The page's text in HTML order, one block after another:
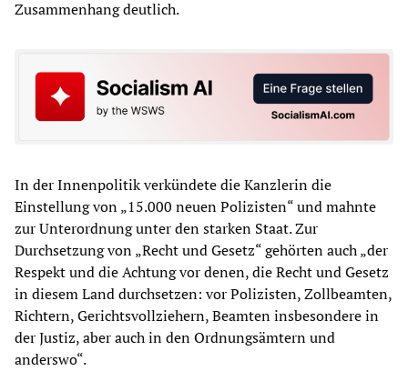
Zusammenhang deutlich.
In der Innenpolitik verkündete die Kanzlerin die
Einstellung von „15.000 neuen Polizisten“ und mahnte
zur Unterordnung unter den starken Staat. Zur
Durchsetzung von „Recht und Gesetz“ gehörten auch „der
Respekt und die Achtung vor denen, die Recht und Gesetz
in diesem Land durchsetzen: vor Polizisten, Zollbeamten,
Richtern, Gerichtsvollziehern, Beamten insbesondere in
der Justiz, aber auch in den Ordnungsämtern und
anderswo“.